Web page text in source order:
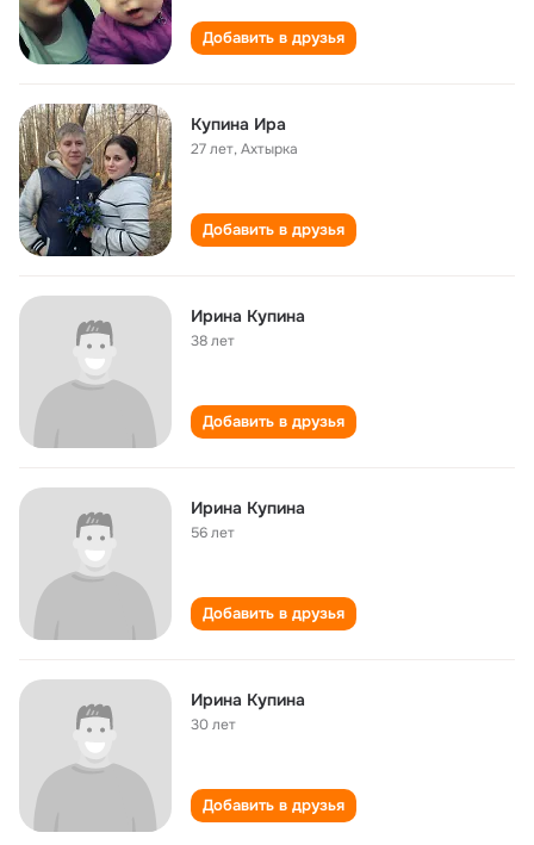
Добавить в друзья
Купина Ира
27 лет,Ахтырка
Добавить в друзья
Ирина Купина
38 лет
Добавить в друзья
Ирина Купина
56 лет
Добавить в друзья
Ирина Купина
30 лет
Добавить в друзья